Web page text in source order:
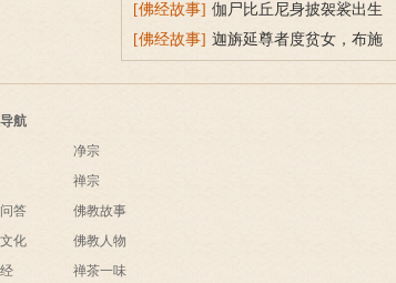
[佛经故事] 伽尸比丘尼身披袈裟出生
的因缘故事
[佛经故事] 迦旃延尊者度贫女，布施
航
答
化
净宗
禅宗
佛教故事
佛教人物
禅茶一味